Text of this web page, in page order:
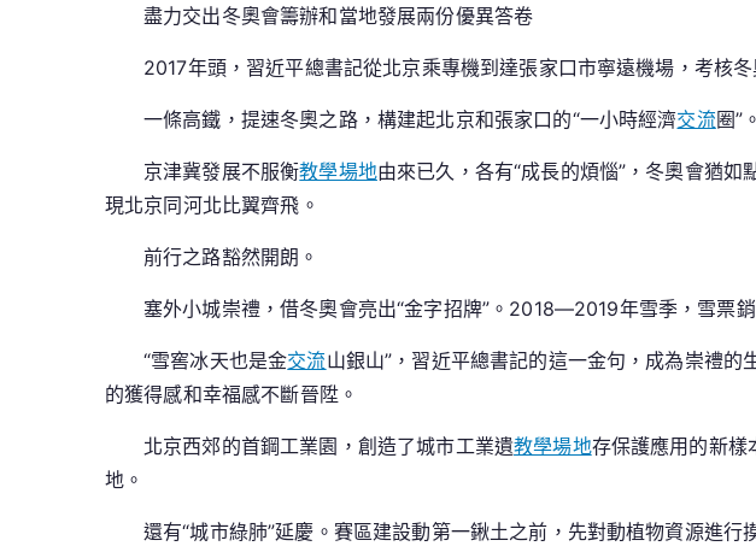
盡力交出冬奧會籌辦和當地發展兩份優異答卷
2017年頭，習近平總書記從北京乘專機到達張家口市寧遠機場，考核
一條高鐵，提速冬奧之路，構建起北京和張家口的“一小時經濟交流圈”。
京津冀發展不服衡教學場地由來已久，各有“成長的煩惱”，冬奧會猶
現北京同河北比翼齊飛。
前行之路豁然開朗。
塞外小城崇禮，借冬奧會亮出“金字招牌”。2018—2019年雪季，雪票
“雪窖冰天也是金交流山銀山”，習近平總書記的這一金句，成為崇禮
的獲得感和幸福感不斷晉陞。
北京西郊的首鋼工業園，創造了城市工業遺教學場地存保護應用的新樣
地。
還有“城市綠肺”延慶。賽區建設動第一鍬土之前，先對動植物資源進